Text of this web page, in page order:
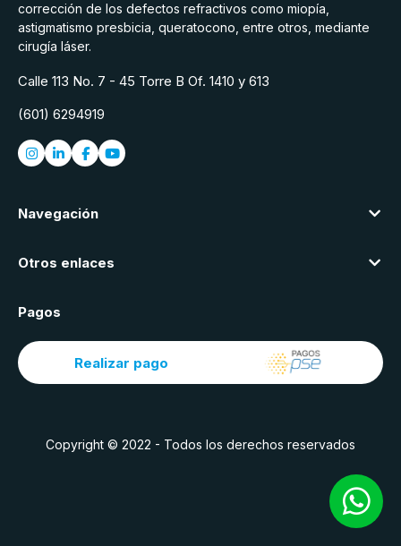
corrección de los defectos refractivos como miopía,
astigmatismo presbicia, queratocono, entre otros, mediante
cirugía láser.
Calle 113 No. 7 - 45 Torre B Of. 1410 y 613
(601) 6294919
Navegación
Otros enlaces
Pagos
Realizar pago
Copyright © 2022 - Todos los derechos reservados